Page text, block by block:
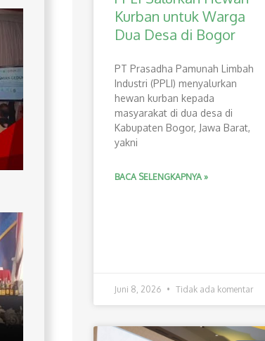
Kurban untuk Warga
Dua Desa di Bogor
PT Prasadha Pamunah Limbah
Industri (PPLI) menyalurkan
hewan kurban kepada
masyarakat di dua desa di
Kabupaten Bogor, Jawa Barat,
yakni
BACA SELENGKAPNYA »
Juni 8, 2026 Tidak ada komentar